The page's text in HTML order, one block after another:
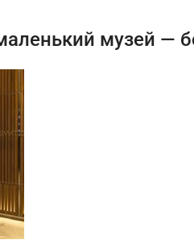
музей —